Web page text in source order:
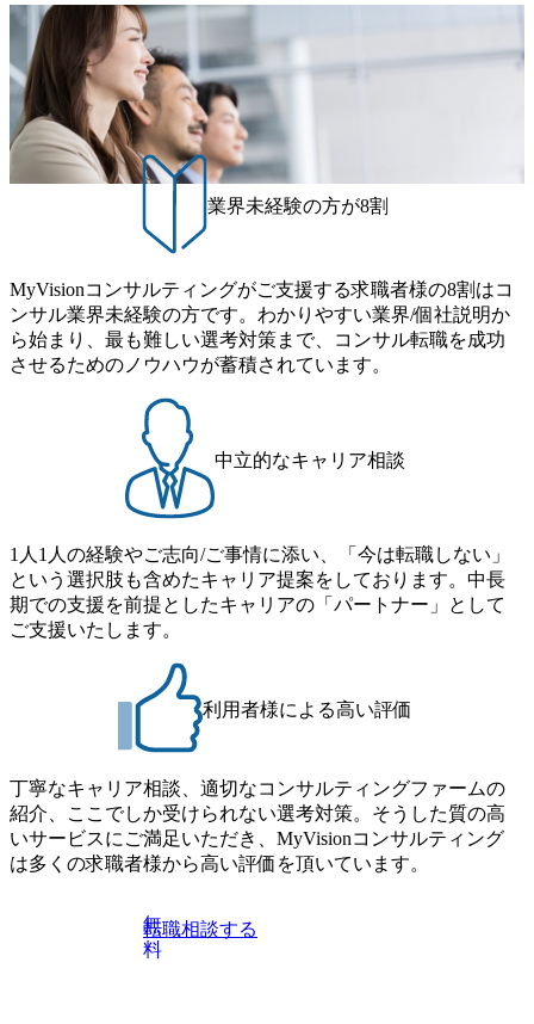
きます。 ● 勤務地 東京都渋谷区渋谷3丁目6-7 渋谷金王タワ
ー 事業所内禁煙(入居する施設に喫煙専用室あり) ・就業規
則により就業時間内の喫煙を全面的に禁止 ・禁煙サポート
制度あり オンライン ● 必須要件 以下いずれかのご経験をお
持ちの方 ・システム・ソフトウェア開発経験3年以上 ・要
件定義～基本設計など上流経験2年以上 ・PMO経験2年以上
● 歓迎要件 ・要件定義から詳細設計までのいずれかの上流
工程の経験 ・サブリーダー以上のマネジメント経験 ・お客
様との折衝経験、交渉経験 ・組織課題に対して主体的に業
務改善に取り組まれたご経験 ・アジャイル/スクラムへの興
で主体的に動ける方 ・年齢にこだわらず、アドバイスを素
直に受け取れる方 ・推進力のある方
といえばSAPをはじめとしたシステム、とイメージされる
こともあるが実態としては経営戦略策定や新規事業立案な
どのトップラインを上げるための戦略案件も多く存在 特に
スポーツ&エンターテイメント領域ではBig4に先んじて注力
し、業界内で大きな存在感を誇る 社員の多様化する生活ス
タイルやライフイベントに対応した働きやすい職場環境を
実現するため、さまざまなサポート制度を導入している 多
文化理解や女性の活躍推進などの取り組み、また、フレッ
クス制度やフリーロケーション制度、フルリモート制度な
どの多様な働き方をサポートする制度が整備されている 202
6年8月23日(日) 9:00～18:00終了 2026年8月12日(水) 16:00 202
6年8月23日(日)にSustainable SCM SU 1day選考会を開催いた
します。 当SUは「GlobalでのSCM構築」や「物流・調達コ
ストの構造改革」といった伝統的なテーマに留まらずクラ
イアントがこれから取組むべき「グリーントランスフォー
った社会課題やテーマに対して、グローバル知見と最新の
事例などを基に企業の構造改革と社会価値の創造の取り組
みを行うプロフェッショナルチームです。 今回1day選考対
象となるポジションは下記となります。 ・コンサルタント
(調達改革・設備O&M)【SCS SU】 ・コンサルタント(ECM/
流改革/需給プロセス改革)【SSC SU】 ・SCM/ECMデータ・
プロセス分析・AI活用_Sustainable SCM Strategy Unit(Strategy
Consultant職)≪東京・大阪≫ ・コンサルタント(SCS SUオー
プンポジション)【SCS SU】 ※当日は全体での会社説明な
どはなく、個別選考のみの実施を予定しています ※1名あた
りの拘束時間は1時間～最大2時間半程度を想定しています
※1次面接と最終面接の間をなるべく空けないよう調整して
おりますが、調整が叶わないケースもございます オンライ
ン 書類選考通過者
ム ※初回プログラム : 8月29日(土)10:00～13:30 2026年8月12
日(水) 16:00 Bain & Company Tokyoでは、「Tokyo Be Bold Pr
ogram (女性候補者向け選考支援プログラム)」を実施いたし
ます。クライアントに斬新なソリューションを提供し、複
雑な経営課題を解決するために、チームのダイバーシティ
は欠かせません。是非、ユニークな視点と高い志を持つ女
性の皆様に多数ご参画頂きたいと考え、プログラムを開催
性はどのように活躍をしているのか」、「ケース面接の経
験がなく対策の仕方が知りたい」などのお声をたくさんい
食事などのカジュアルな交流、実際のプロジェクトのケー
ススタディ、1対1の模擬面接等、複数のセッションを約1か
月の期間に渡り行い、選考にご参加いただきます。コンサ
ルタント未経験の方でも、戦略コンサルタントの具体的な
仕事内容からお話をさせていただきますので、戦略コンサ
ルティングにご興味をお持ちの方は、この機会にぜひご応
にはWebテストを8月20日までに受験いただきます ・8月21
日までにプログラム参加者をご案内します ・初回プログラ
ム : 8月29日(土)10:00～13:30 @ベイン東京オフィス(六本木)
・プログラム期間中はコンサルタントとの食事会、プロジ
ェクトのご紹介、ケースワークショップなどを実施します
・10月17日(土)開催の選考会にて採用面接を実施する予定で
す ※ご都合が合わない方は別途調整いたします 初回プロ
ラインまたはオフラインの実施 ※東京オフィスのみのご応
募となります。他オフィス希望を含めたご応募はお受けい
たしかねますのでご了承ください ● フルタイムでの職務経
歴を2年以上お持ちの方で、東京オフィスのコンサルタント
ポジションに応募意思がある方 ● 英語・日本語ともにビジ
ネスレベルの方 ※日本語が母国語でない方は日本語能力
試験N1またはそれ相当の上級レベルの日本語力(会話・読解
力)
業界未経験の方が8割
MyVisionコンサルティングがご支援する求職者様の8割はコ
ンサル業界未経験の方です。わかりやすい業界/個社説明か
ら始まり、最も難しい選考対策まで、コンサル転職を成功
させるためのノウハウが蓄積されています。
中立的なキャリア相談
1人1人の経験やご志向/ご事情に添い、「今は転職しない」
という選択肢も含めたキャリア提案をしております。中長
期での支援を前提としたキャリアの「パートナー」として
ご支援いたします。
利用者様による高い評価
丁寧なキャリア相談、適切なコンサルティングファームの
紹介、ここでしか受けられない選考対策。そうした質の高
いサービスにご満足いただき、MyVisionコンサルティング
は多くの求職者様から高い評価を頂いています。
無
料
転職相談する